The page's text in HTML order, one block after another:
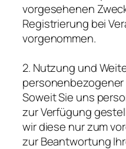
vorgesehenen
Registrierung bei
vorgenommen.
2. Nutzung und
personenbezogener
Soweit Sie uns
zur Verfügung
wir diese nur zum
zur Beantwortung